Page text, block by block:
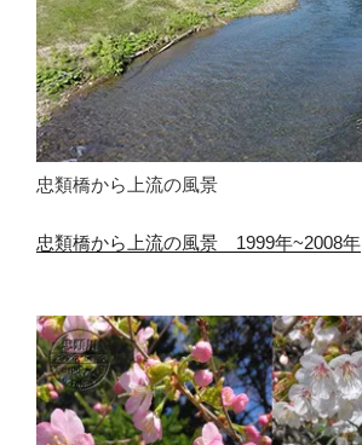
忠類橋から上流の風景
忠類橋から上流の風景 1999年~2008年